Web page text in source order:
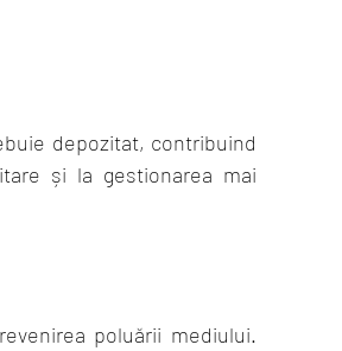
depozitat, contribuind
și la gestionarea mai
poluării mediului.